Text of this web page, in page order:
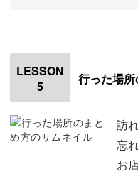
はじめに
使用材料・道具
今回のレッスンのポ
⑩おこづかい帳風の
LESSON
5
行った場
訪
忘
お